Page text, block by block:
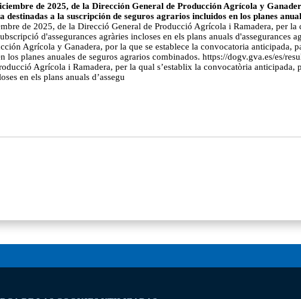
de 2025, de la Dirección General de Producción Agrícola y
destinadas a la suscripción de seguros agrarios incluidos en los planes
de 2025, de la Direcció General de Producció Agrícola i Ramadera, per
d'assegurances agràries incloses en els plans anuals
Agrícola y Ganadera, por la que se establece la convocatoria anticipada,
los planes anuales de seguros agrarios combinados. https://dogv.gva.es/es/
Agrícola i Ramadera, per la qual s’establix la convocatòria
en els plans anuals d’assegu